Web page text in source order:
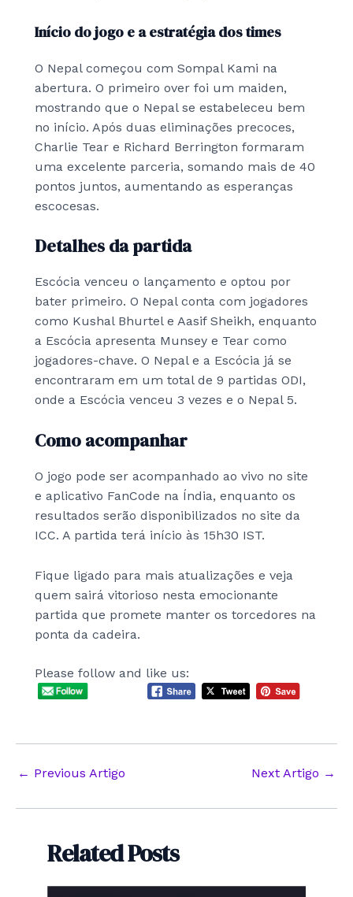
Início do jogo e a estratégia dos times
O Nepal começou com Sompal Kami na
abertura. O primeiro over foi um maiden,
mostrando que o Nepal se estabeleceu bem
no início. Após duas eliminações precoces,
Charlie Tear e Richard Berrington formaram
uma excelente parceria, somando mais de 40
pontos juntos, aumentando as esperanças
escocesas.
Detalhes da partida
Escócia venceu o lançamento e optou por
bater primeiro. O Nepal conta com jogadores
como Kushal Bhurtel e Aasif Sheikh, enquanto
a Escócia apresenta Munsey e Tear como
jogadores-chave. O Nepal e a Escócia já se
encontraram em um total de 9 partidas ODI,
onde a Escócia venceu 3 vezes e o Nepal 5.
Como acompanhar
O jogo pode ser acompanhado ao vivo no site
e aplicativo FanCode na Índia, enquanto os
resultados serão disponibilizados no site da
ICC. A partida terá início às 15h30 IST.
Fique ligado para mais atualizações e veja
quem sairá vitorioso nesta emocionante
partida que promete manter os torcedores na
ponta da cadeira.
Please follow and like us:
Post
← Previous Artigo Next Artigo →
Related Posts